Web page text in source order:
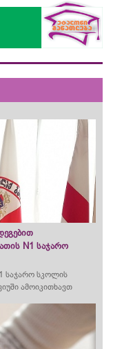
N1 საჯარო
საჯარო სკოლის
ამოიკითხავთ